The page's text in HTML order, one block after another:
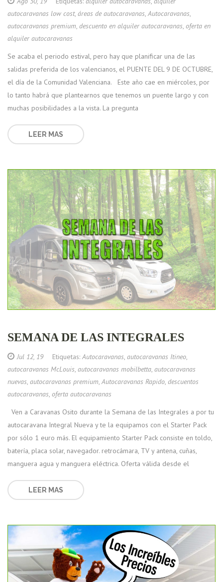
autocaravanas low cost, áreas de autocaravanas, Autocaravanas,
autocaravanas premium, descuento en alquiler autocaravanas, oferta en
alquiler autocaravanas
Se acaba el periodo estival, pero hay que planificar una de las
salidas preferida de los valencianos, el PUENTE DEL 9 DE OCTUBRE,
el día de la Comunidad Valenciana. Este año cae en miércoles, por
lo tanto habrá que plantearnos que tenemos un puente largo y con
muchas posibilidades a la vista. La pregunta
LEER MAS
SEMANA DE LAS INTEGRALES
Jul 12, 19Etiquetas: Autocaravanas, autocaravanas Itineo,
autocaravanas McLouis, autocaravanas mobilbetta, autocaravanas
nuevas, autocaravanas premium, Autocaravanas Rapido, descuentos
autocaravanas, oferta autocaravanas
Ven a Caravanas Osito durante la Semana de las Integrales a por tu
autocaravana Integral Nueva y te la equipamos con el Starter Pack
por sólo 1 euro más. El equipamiento Starter Pack consiste en toldo,
batería, placa solar, navegador. retrocámara, TV y antena, cuñas,
manguera agua y manguera eléctrica. Oferta válida desde el
LEER MAS